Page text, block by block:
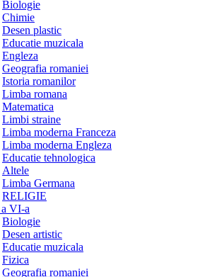
Biologie
Chimie
Desen plastic
Educatie muzicala
Engleza
Geografia romaniei
Istoria romanilor
Limba romana
Matematica
Limbi straine
Limba moderna Franceza
Limba moderna Engleza
Educatie tehnologica
Altele
Limba Germana
RELIGIE
a VI-a
Biologie
Desen artistic
Educatie muzicala
Fizica
Geografia romaniei